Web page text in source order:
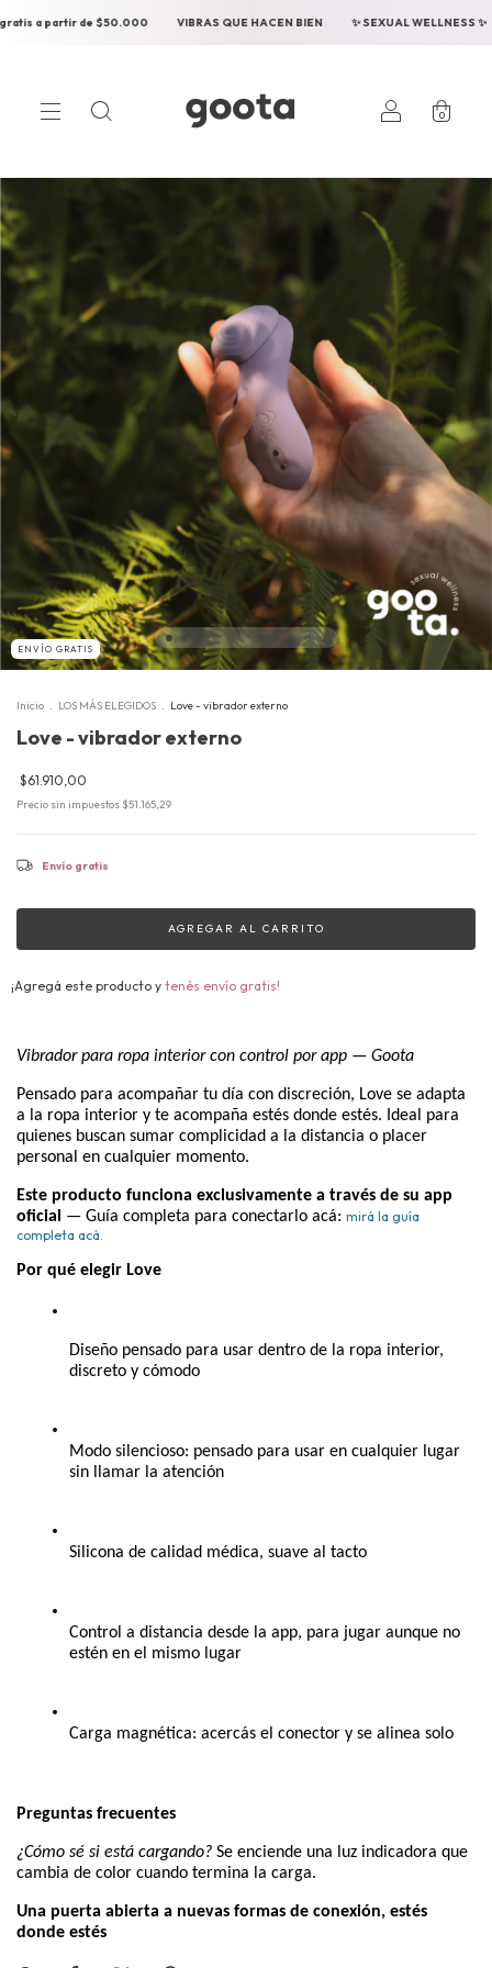
de $50.000 VIBRAS QUE HACEN BIEN ✨ SEXUAL WELLNESS ✨
0
ENVÍO GRATIS
Inicio . LOS MÁS ELEGIDOS . Love - vibrador externo
Love - vibrador externo
$61.910,00
Precio sin impuestos $51.165,29
Envío gratis
¡Agregá este producto y tenés envío gratis!
Vibrador para ropa interior con control por app — Goota
Pensado para acompañar tu día con discreción, Love se adapta
a la ropa interior y te acompaña estés donde estés. Ideal para
quienes buscan sumar complicidad a la distancia o placer
personal en cualquier momento.
Este producto funciona exclusivamente a través de su app
oficial
— Guía completa para conectarlo acá: mirá la guía
completa acá.
Por qué elegir Love
Diseño pensado para usar dentro de la ropa interior,
discreto y cómodo
Modo silencioso: pensado para usar en cualquier lugar
sin llamar la atención
Silicona de calidad médica, suave al tacto
Control a distancia desde la app, para jugar aunque no
estén en el mismo lugar
Carga magnética: acercás el conector y se alinea solo
Preguntas frecuentes
¿Cómo sé si está cargando? Se enciende una luz indicadora que
cambia de color cuando termina la carga.
Una puerta abierta a nuevas formas de conexión, estés
donde estés